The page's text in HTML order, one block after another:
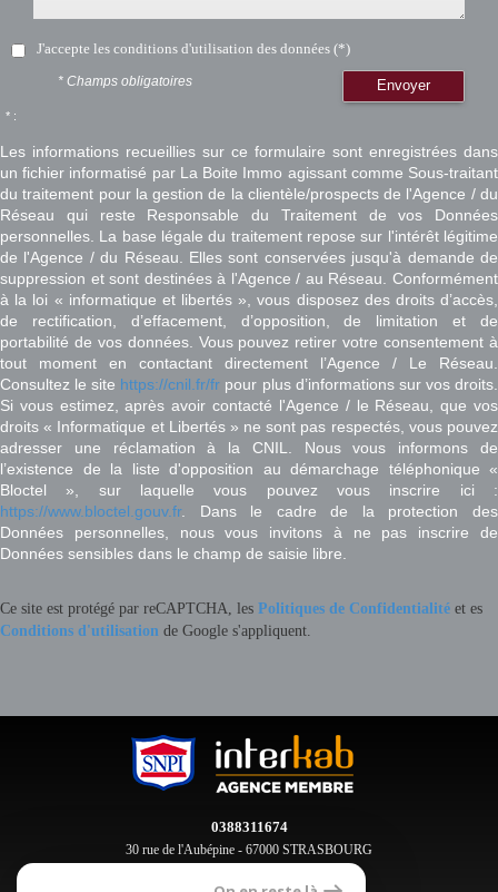
J'accepte les conditions d'utilisation des données (*)
Envoyer
* Champs obligatoires
* :
Les informations recueillies sur ce formulaire sont enregistrées dans
un fichier informatisé par La Boite Immo agissant comme Sous-traitant
du traitement pour la gestion de la clientèle/prospects de l'Agence / du
Réseau qui reste Responsable du Traitement de vos Données
personnelles. La base légale du traitement repose sur l'intérêt légitime
de l'Agence / du Réseau. Elles sont conservées jusqu'à demande de
suppression et sont destinées à l'Agence / au Réseau. Conformément
à la loi « informatique et libertés », vous disposez des droits d’accès,
de rectification, d’effacement, d’opposition, de limitation et de
portabilité de vos données. Vous pouvez retirer votre consentement à
tout moment en contactant directement l’Agence / Le Réseau.
Consultez le site https://cnil.fr/fr pour plus d’informations sur vos droits.
Si vous estimez, après avoir contacté l'Agence / le Réseau, que vos
droits « Informatique et Libertés » ne sont pas respectés, vous pouvez
adresser une réclamation à la CNIL. Nous vous informons de
l’existence de la liste d'opposition au démarchage téléphonique «
Bloctel », sur laquelle vous pouvez vous inscrire ici :
https://www.bloctel.gouv.fr. Dans le cadre de la protection des
Données personnelles, nous vous invitons à ne pas inscrire de
Données sensibles dans le champ de saisie libre.
Ce site est protégé par reCAPTCHA, les Politiques de Confidentialité et es
Conditions d'utilisation de Google s'appliquent.
0388311674
30 rue de l'Aubépine - 67000 STRASBOURG